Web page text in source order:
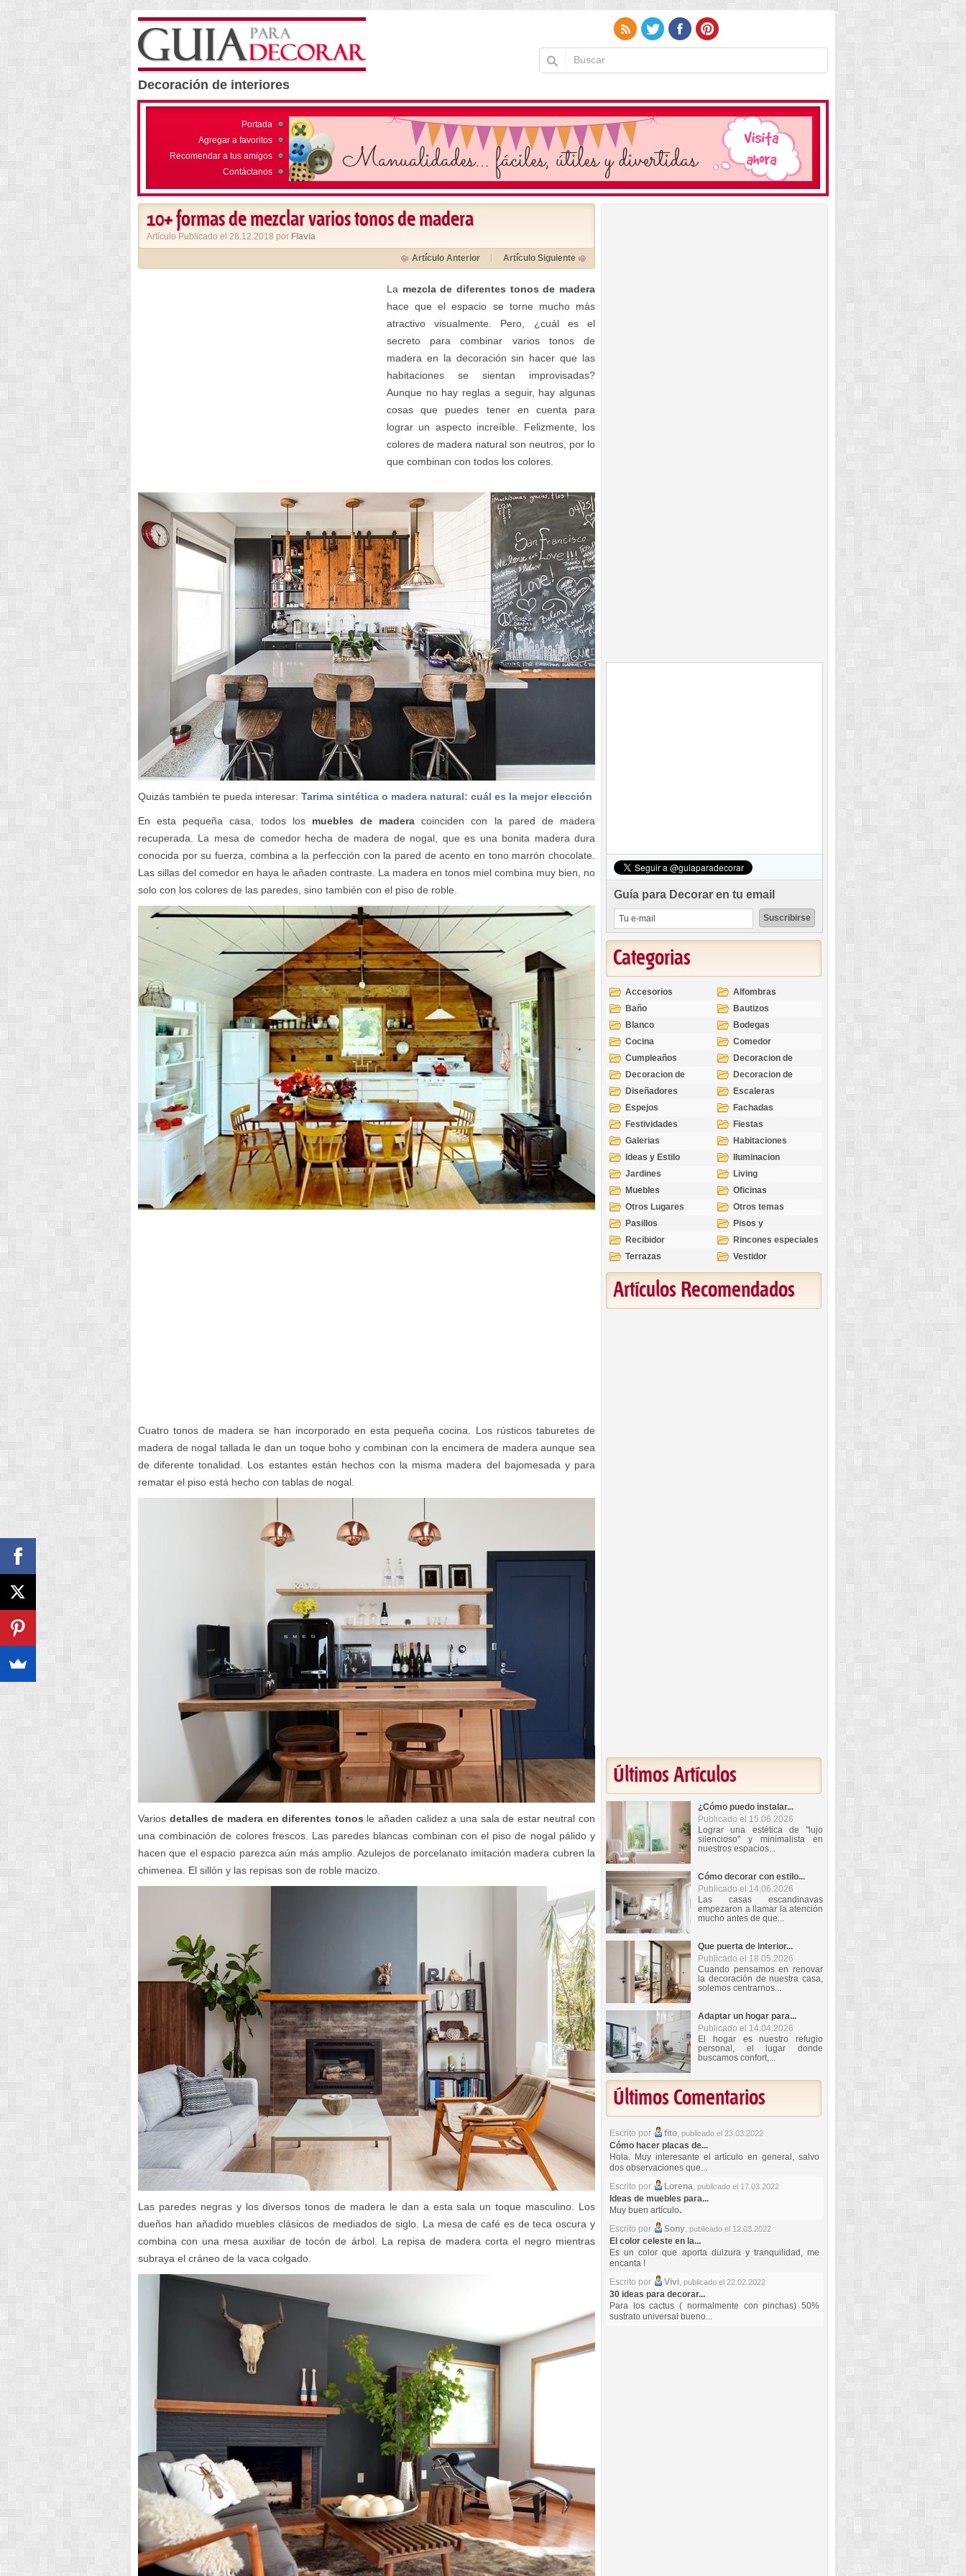
Decoración de interiores
Portada
Agregar a favoritos
Recomendar a tus amigos
Contáctanos
10+ formas de mezclar varios tonos de madera
Artículo Publicado el 28.12.2018 por Flavia
Artículo Anterior Artículo Siguiente
La mezcla de diferentes tonos de madera
hace que el espacio se torne mucho más
atractivo visualmente. Pero, ¿cuál es el
secreto para combinar varios tonos de
madera en la decoración sin hacer que las
habitaciones se sientan improvisadas?
Aunque no hay reglas a seguir, hay algunas
cosas que puedes tener en cuenta para
lograr un aspecto increíble. Felizmente, los
colores de madera natural son neutros, por lo
que combinan con todos los colores.
Quizás también te pueda interesar: Tarima sintética o madera natural: cuál es la mejor elección
En esta pequeña casa, todos los muebles de madera coinciden con la pared de madera
recuperada. La mesa de comedor hecha de madera de nogal, que es una bonita madera dura
conocida por su fuerza, combina a la perfección con la pared de acento en tono marrón chocolate.
Las sillas del comedor en haya le añaden contraste. La madera en tonos miel combina muy bien, no
solo con los colores de las paredes, sino también con el piso de roble.
Cuatro tonos de madera se han incorporado en esta pequeña cocina. Los rústicos taburetes de
madera de nogal tallada le dan un toque boho y combinan con la encimera de madera aunque sea
de diferente tonalidad. Los estantes están hechos con la misma madera del bajomesada y para
rematar el piso está hecho con tablas de nogal.
Varios detalles de madera en diferentes tonos le añaden calidez a una sala de estar neutral con
una combinación de colores frescos. Las paredes blancas combinan con el piso de nogal pálido y
hacen que el espacio parezca aún más amplio. Azulejos de porcelanato imitación madera cubren la
chimenea. El sillón y las repisas son de roble macizo.
Las paredes negras y los diversos tonos de madera le dan a esta sala un toque masculino. Los
dueños han añadido muebles clásicos de mediados de siglo. La mesa de café es de teca oscura y
combina con una mesa auxiliar de tocón de árbol. La repisa de madera corta el negro mientras
subraya el cráneo de la vaca colgado.
Guía para Decorar en tu email
Categorias
Accesorios
Alfombras
Baño
Bautizos
Blanco
Bodegas
Cocina
Comedor
Cumpleaños
Decoracion de
Exteriores
Decoracion de
Interiores
Decoracion de
Ocasiones
Diseñadores
Escaleras
Espejos
Fachadas
Festividades
Fiestas
Galerias
Habitaciones
Ideas y Estilo
Iluminacion
Jardines
Living
Muebles
Oficinas
Otros Lugares
Otros temas
Pasillos
Pisos y
revestimientos
Recibidor
Rincones especiales
Terrazas
Vestidor
Artículos Recomendados
Últimos Artículos
¿Cómo puedo instalar...
Publicado el 15.06.2026
Lograr una estética de "lujo
silencioso" y minimalista en
nuestros espacios...
Cómo decorar con estilo...
Publicado el 14.06.2026
Las casas escandinavas
empezaron a llamar la atención
mucho antes de que...
Que puerta de interior...
Publicado el 18.05.2026
Cuando pensamos en renovar
la decoración de nuestra casa,
solemos centrarnos...
Adaptar un hogar para...
Publicado el 14.04.2026
El hogar es nuestro refugio
personal, el lugar donde
buscamos confort,...
Últimos Comentarios
Escrito por fito, publicado el 23.03.2022
Cómo hacer placas de...
Hola. Muy interesante el artículo en general, salvo
dos observaciones que...
Escrito por
Lorena, publicado el 17.03.2022
Ideas de muebles para...
Muy buen artículo.
Escrito por
Sony, publicado el 12.03.2022
El color celeste en la...
Es un color que aporta dulzura y tranquilidad, me
encanta !
Escrito por
Vivi, publicado el 22.02.2022
30 ideas para decorar...
Para los cactus ( normalmente con pinchas) 50%
sustrato universal bueno...